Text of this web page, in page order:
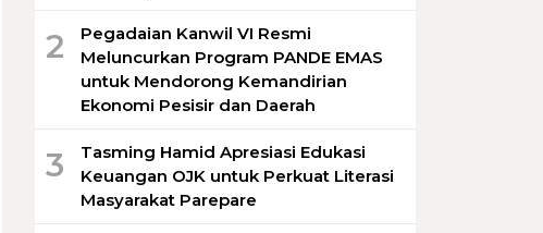
2
Pegadaian Kanwil VI Resmi
Meluncurkan Program PANDE EMAS
untuk Mendorong Kemandirian
Ekonomi Pesisir dan Daerah
3
Tasming Hamid Apresiasi Edukasi
Keuangan OJK untuk Perkuat Literasi
Masyarakat Parepare